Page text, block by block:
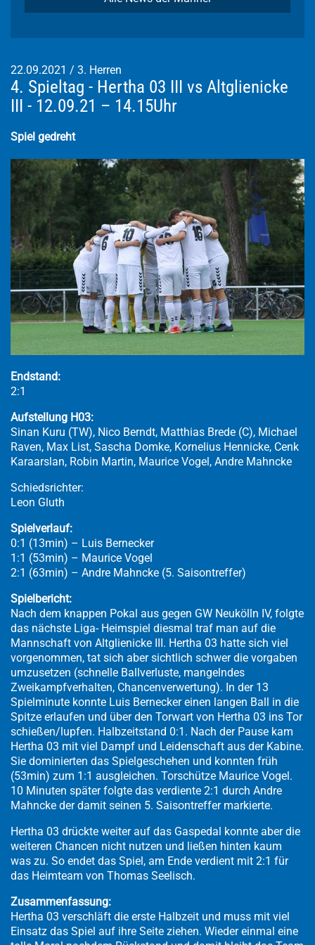
22.09.2021 / 3. Herren
4. Spieltag - Hertha 03 III vs Altglienicke
III - 12.09.21 – 14.15Uhr
Spiel gedreht
Endstand:
2:1
Aufstellung H03:
Sinan Kuru (TW), Nico Berndt, Matthias Brede (C), Michael
Raven, Max List, Sascha Domke, Kornelius Hennicke, Cenk
Karaarslan, Robin Martin, Maurice Vogel, Andre Mahncke
Schiedsrichter:
Leon Gluth
Spielverlauf:
0:1 (13min) – Luis Bernecker
1:1 (53min) – Maurice Vogel
2:1 (63min) – Andre Mahncke (5. Saisontreffer)
Spielbericht:
Nach dem knappen Pokal aus gegen GW Neukölln IV, folgte
das nächste Liga- Heimspiel diesmal traf man auf die
Mannschaft von Altglienicke III. Hertha 03 hatte sich viel
vorgenommen, tat sich aber sichtlich schwer die vorgaben
umzusetzen (schnelle Ballverluste, mangelndes
Zweikampfverhalten, Chancenverwertung). In der 13
Spielminute konnte Luis Bernecker einen langen Ball in die
Spitze erlaufen und über den Torwart von Hertha 03 ins Tor
schießen/lupfen. Halbzeitstand 0:1. Nach der Pause kam
Hertha 03 mit viel Dampf und Leidenschaft aus der Kabine.
Sie dominierten das Spielgeschehen und konnten früh
(53min) zum 1:1 ausgleichen. Torschütze Maurice Vogel.
10 Minuten später folgte das verdiente 2:1 durch Andre
Mahncke der damit seinen 5. Saisontreffer markierte.
Hertha 03 drückte weiter auf das Gaspedal konnte aber die
weiteren Chancen nicht nutzen und ließen hinten kaum
was zu. So endet das Spiel, am Ende verdient mit 2:1 für
das Heimteam von Thomas Seelisch.
Zusammenfassung:
Hertha 03 verschläft die erste Halbzeit und muss mit viel
Einsatz das Spiel auf ihre Seite ziehen. Wieder einmal eine